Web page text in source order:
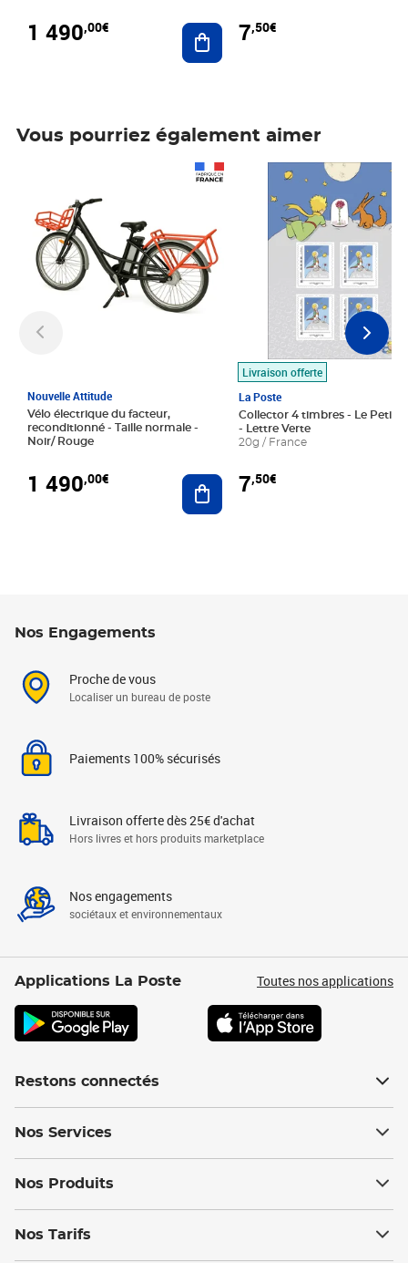
1 490,00€ Ajouter au panier
7,50€
Vous pourriez également aimer
Nouvelle Attitude
Vélo électrique du facteur,
reconditionné - Taille normale -
Noir/ Rouge
1 490,00€ Ajouter au panier
Livraison offerte
La Poste
Collector 4 timbres - Le Petit
- Lettre Verte
20g / France
7,50€
Prix 7,50€
Nos Engagements
Proche de vous
Localiser un bureau de poste
Paiements 100% sécurisés
Livraison offerte dès 25€ d'achat
Hors livres et hors produits marketplace
Nos engagements
sociétaux et environnementaux
Applications La Poste Toutes nos applications
Restons connectés
Nos Services
Nos Produits
Nos Tarifs